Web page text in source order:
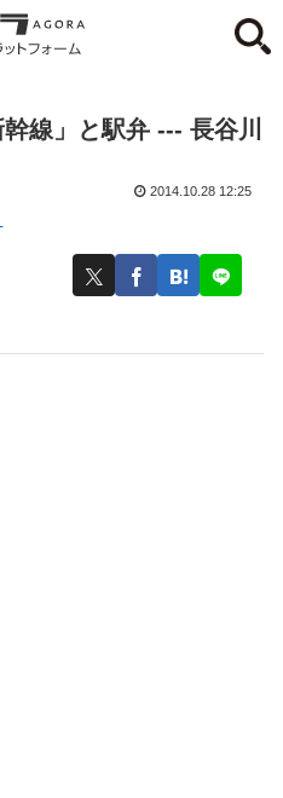
線」と駅弁 --- 長谷川
2014.10.28 12:25